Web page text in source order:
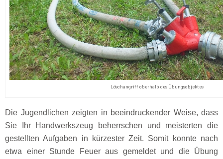
Löschangriff oberhalb des Übungsobjektes
Die Jugendlichen zeigten in beeindruckender Weise, dass
Sie Ihr Handwerkszeug beherrschen und meisterten die
gestellten Aufgaben in kürzester Zeit. Somit konnte nach
etwa einer Stunde Feuer aus gemeldet und die Übung